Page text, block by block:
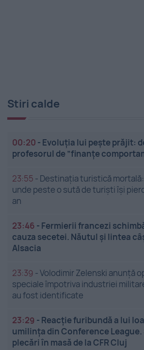
Stiri calde
00:20 - Evoluția lui pește prăjit:
profesorul de ”finanțe
23:55 - Destinația turistică
unde peste o sută de turiști își
an
23:46 - Fermierii francezi
cauza secetei. Năutul și lintea
Alsacia
23:39 -Volodimir Zelenski anunță
speciale împotriva industriei
au fost identificate
23:29 - Reacție furibundă a lui
umilința din Conference League.
plecări în masă de la CFR Cluj